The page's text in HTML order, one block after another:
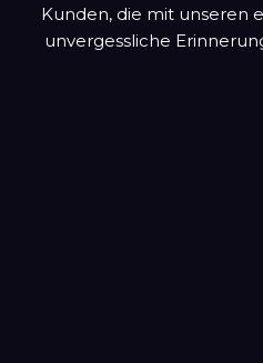
Kunden, die mit unseren
unvergessliche